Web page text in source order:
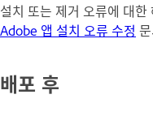
설치 또는 제거 오류에 대
Adobe 앱 설치 오류 수정
배포 후